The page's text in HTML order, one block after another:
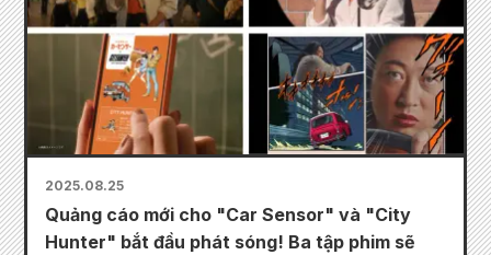
2025.08.25
Quảng cáo mới cho "Car Sensor" và "City
Hunter" bắt đầu phát sóng! Ba tập phim sẽ